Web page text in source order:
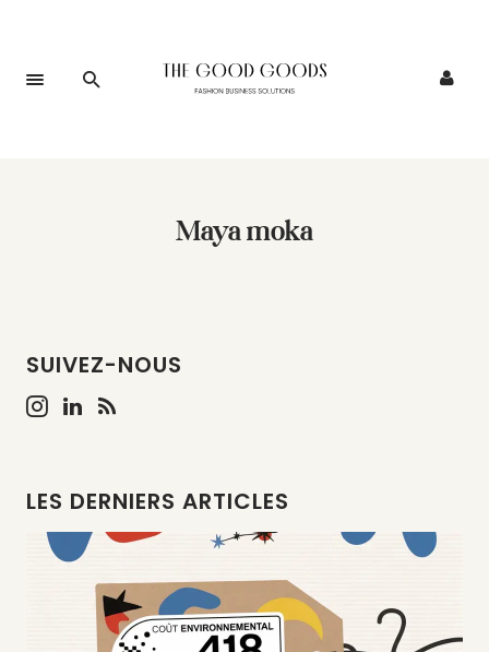
Maya moka
SUIVEZ-NOUS
LES DERNIERS ARTICLES